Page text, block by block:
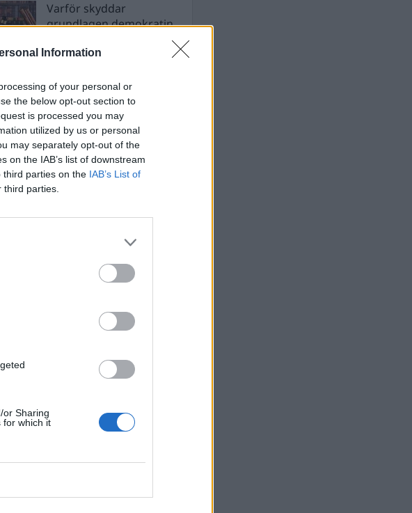
Information
of your personal or
the below opt-out section to
is processed you may
utilized by us or personal
may separately opt-out of the
on the IAB’s list of downstream
third parties on the IAB’s List of
parties.
or Sharing
for which it
Varför skyddar
grundlagen demokratin
Para§rafs bevakning av rättssäkerheten
PÅ PARA§RAFS NYHETSBREV
Andreas
Brottslighet Börje
Börje R P Carlsson
Dick Sundevall
Åkesson Kokainmålet
Michael Pålsson